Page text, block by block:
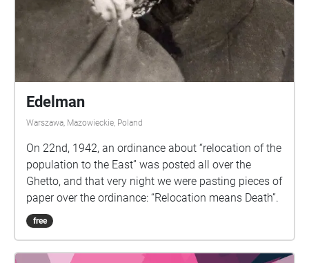
Edelman
Warszawa, Mazowieckie, Poland
On 22nd, 1942, an ordinance about “relocation of the
population to the East” was posted all over the
Ghetto, and that very night we were pasting pieces of
paper over the ordinance: “Relocation means Death”.
free